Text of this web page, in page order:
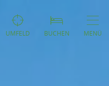
UMFELD BUCHEN MENÜ